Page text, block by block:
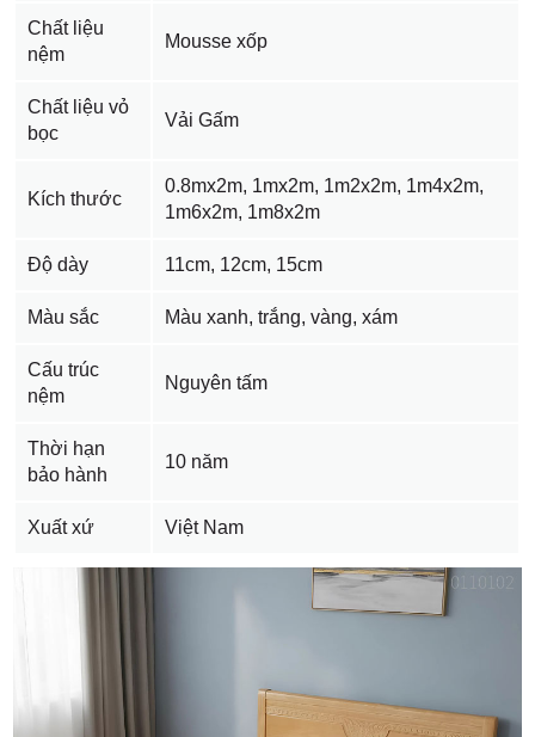
Chất liệu
nệm
Mousse xốp
Chất liệu vỏ
bọc
Vải Gấm
Kích thước
0.8mx2m, 1mx2m, 1m2x2m, 1m4x2m,
1m6x2m, 1m8x2m
Độ dày 11cm, 12cm, 15cm
Màu sắc Màu xanh, trắng, vàng, xám
Cấu trúc
nệm
Nguyên tấm
Thời hạn
bảo hành
10 năm
Xuất xứ Việt Nam